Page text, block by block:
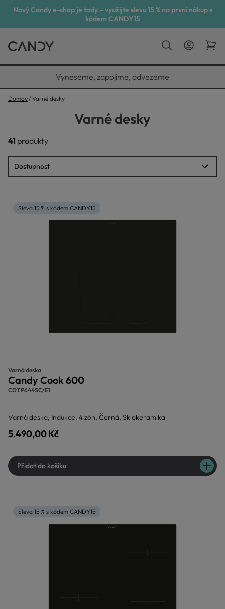
Nový Candy e-shop je tady – využijte slevu 15 % na první nákup s
kódem CANDY15
Vyneseme, zapojíme, odvezeme
Domov Varné desky
Varné desky
41 produkty
Sleva 15 % s kódem CANDY15
Varná deska
Candy Cook 600
CDTP644SC/E1
Varná deska, Indukce, 4 zón, Černá, Sklokeramika
5.490,00 Kč
Přidat do košíku
Sleva 15 % s kódem CANDY15